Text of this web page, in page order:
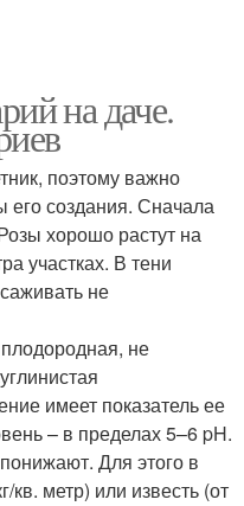
на даче.
поэтому важно
его создания. Сначала
хорошо растут на
участках. В тени
не
не
имеет показатель ее
– в пределах 5–6 pH.
Для этого в
кв. метр) или известь (от